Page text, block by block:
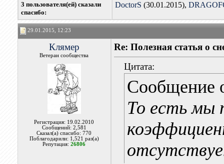
3 пользователя(ей) сказали
cпасибо:
DoctorS (30.01.2015),
29.01.2015, 12:23
Клямер
Ветеран сообщества
Регистрация: 19.02.2010
Сообщений: 2,581
Сказал(а) спасибо: 770
Поблагодарили: 1,521 раз(а)
Репутация:26806
Re: Полезная статья о
Цитата:
Сообщение
То есть мы